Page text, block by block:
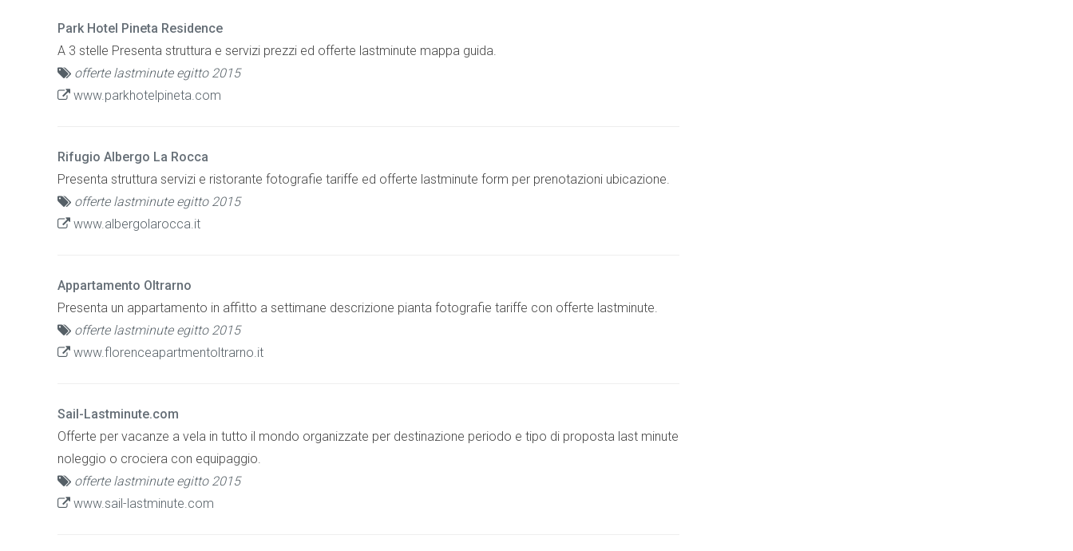
Park Hotel Pineta Residence
A 3 stelle Presenta struttura e servizi prezzi ed offerte lastminute mappa guida.
offerte lastminute egitto 2015
www.parkhotelpineta.com
Rifugio Albergo La Rocca
Presenta struttura servizi e ristorante fotografie tariffe ed offerte lastminute form per prenotazioni ubicazione.
offerte lastminute egitto 2015
www.albergolarocca.it
Appartamento Oltrarno
Presenta un appartamento in affitto a settimane descrizione pianta fotografie tariffe con offerte lastminute.
offerte lastminute egitto 2015
www.florenceapartmentoltrarno.it
Sail-Lastminute.com
Offerte per vacanze a vela in tutto il mondo organizzate per destinazione periodo e tipo di proposta last minute
noleggio o crociera con equipaggio.
offerte lastminute egitto 2015
www.sail-lastminute.com